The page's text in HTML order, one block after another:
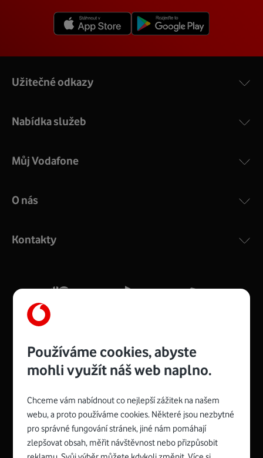
Spojte se s Vodafonem
Užitečné odkazy
Nabídka služeb
Můj Vodafone
O nás
Kontakty
Používáme cookies, abyste
mohli využít náš web naplno.
Chceme vám nabídnout co nejlepší zážitek na našem
webu, a proto používáme cookies. Některé jsou nezbytné
pro správné fungování stránek, jiné nám pomáhají
zlepšovat obsah, měřit návštěvnost nebo přizpůsobit